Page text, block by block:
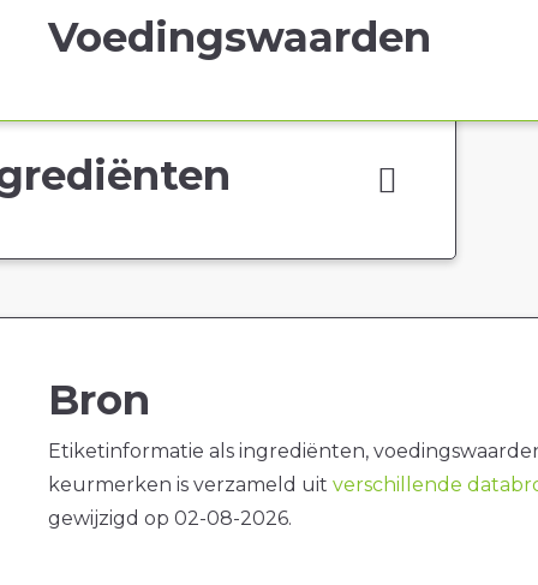
Voedingswaarden
Bron
Etiketinformatie als ingrediënten,
keurmerken is verzameld uit verschillende
gewijzigd op 02-08-2026.